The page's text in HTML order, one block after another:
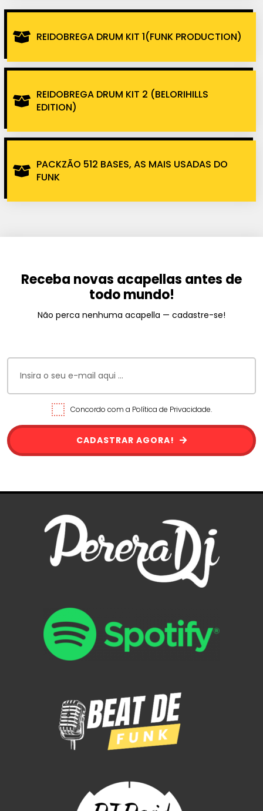
REIDOBREGA DRUM KIT 1(FUNK PRODUCTION)
REIDOBREGA DRUM KIT 2 (BELORIHILLS
EDITION)
PACKZÃO 512 BASES, AS MAIS USADAS DO
FUNK
Receba novas acapellas antes de
todo mundo!
Não perca nenhuma acapella — cadastre-se!
Concordo com a Política de Privacidade.
CADASTRAR AGORA!